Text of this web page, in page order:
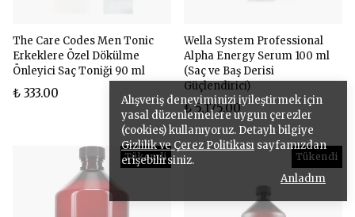
Alışveriş deneyiminizi iyileştirmek için
yasal düzenlemelere uygun çerezler
(cookies) kullanıyoruz. Detaylı bilgiye
Gizlilik ve Çerez Politikası sayfamızdan
erişebilirsiniz.
Anladım
The Care Codes Men Tonic
Erkeklere Özel Dökülme
Önleyici Saç Toniği 90 ml
₺ 333.00
Wella System Professional
Alpha Energy Serum 100 ml
(Saç ve Baş Derisi
Güçlendirici)
₺ 5,175.00
Tükendi Tükendi